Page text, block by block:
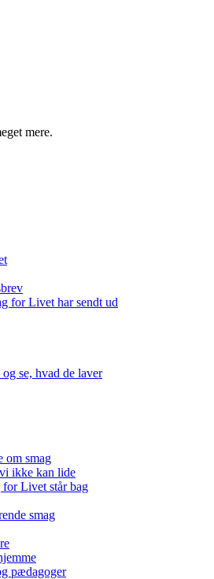
mere.
for Livet har sendt ud
se, hvad de laver
om smag
ikke kan lide
Livet står bag
smag
pædagoger